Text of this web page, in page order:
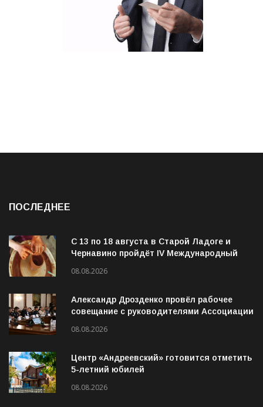
ПОСЛЕДНЕЕ
С 13 по 18 августа в Старой Ладоге и
Чернавино пройдёт IV Международный
08.08.2026
Александр Дрозденко провёл рабочее
совещание с руководителями Ассоциации
08.08.2026
Центр «Андреевский» готовится отметить
5-летний юбилей
08.08.2026